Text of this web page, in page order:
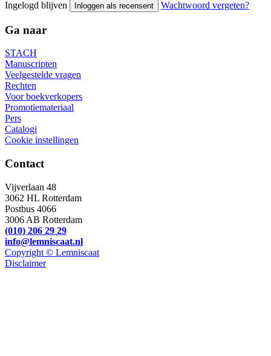
Ingelogd blijven Inloggen als recensent Wachtwoord vergeten?
Ga naar
STACH
Manuscripten
Veelgestelde vragen
Rechten
Voor boekverkopers
Promotiemateriaal
Pers
Catalogi
Cookie instellingen
Contact
Vijverlaan 48
3062 HL Rotterdam
Postbus 4066
3006 AB Rotterdam
(010) 206 29 29
info@lemniscaat.nl
Copyright © Lemniscaat
Disclaimer